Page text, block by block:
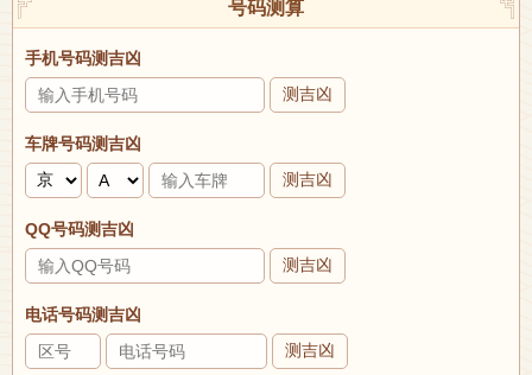
号码测算
手机号码测吉凶
测吉凶
车牌号码测吉凶
测吉凶
QQ号码测吉凶
测吉凶
电话号码测吉凶
测吉凶